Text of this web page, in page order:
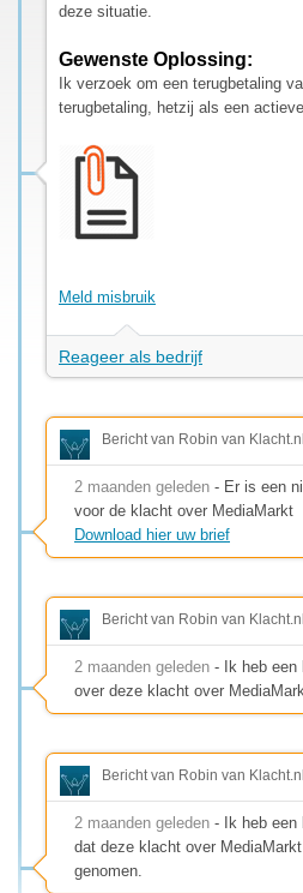
deze situatie.
Gewenste Oplossing:
Ik verzoek om een terugbetaling
terugbetaling, hetzij als een
Meld misbruik
Reageer als bedrijf
Bericht van Robin van Klacht.nl
2 maanden geleden - Er is een
voor de klacht over MediaMarkt
Download hier uw brief
Bericht van Robin van Klacht.nl
2 maanden geleden - Ik heb een
over deze klacht over
Bericht van Robin van Klacht.nl
2 maanden geleden - Ik heb een
dat deze klacht over
genomen.